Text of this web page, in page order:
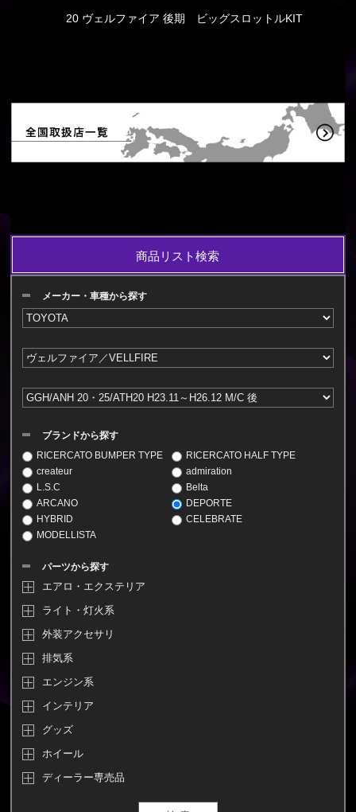
20 ヴェルファイア 後期 ビッグスロットルKIT
商品リスト検索
メーカー・車種から探す
ブランドから探す
RICERCATO BUMPER TYPE
RICERCATO HALF TYPE
createur
admiration
L.S.C
Belta
ARCANO
DEPORTE
HYBRID
CELEBRATE
MODELLISTA
パーツから探す
エアロ・エクステリア
ライト・灯火系
外装アクセサリ
排気系
エンジン系
インテリア
グッズ
ホイール
ディーラー専売品